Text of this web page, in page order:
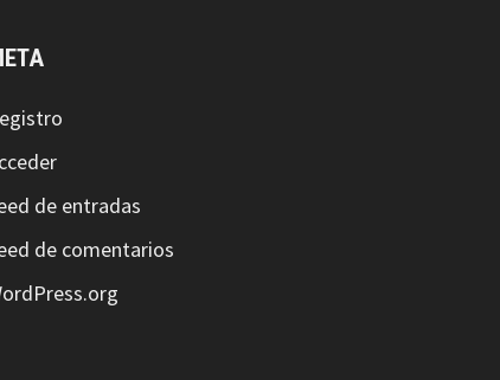
de entradas
de comentarios